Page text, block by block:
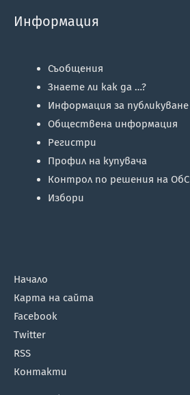
Информация
Съобщения
Знаете ли как да …?
Информация за публикуване
Обществена информация
Регистри
Профил на купувача
Контрол по решения на ОбС
Избори
Начало
Карта на сайта
Facebook
Twitter
RSS
Контакти